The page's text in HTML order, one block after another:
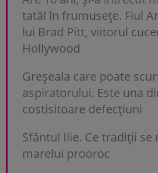
tatăl în frumusețe. Fiul
lui Brad Pitt, viitorul
Hollywood
Greșeala care poate
aspiratorului. Este una
costisitoare defecțiuni
Sfântul Ilie. Ce tradiții se
marelui prooroc